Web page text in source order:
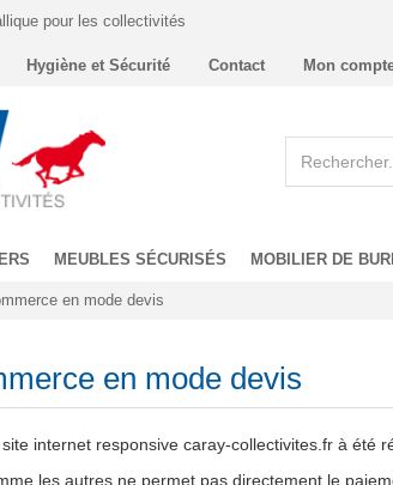
pour les collectivités
Hygiène et Sécurité Contact Mon
MEUBLES SÉCURISÉS MOBILIER DE
en mode devis
en mode devis
internet responsive caray-collectivites.fr à été
les autres ne permet pas directement le